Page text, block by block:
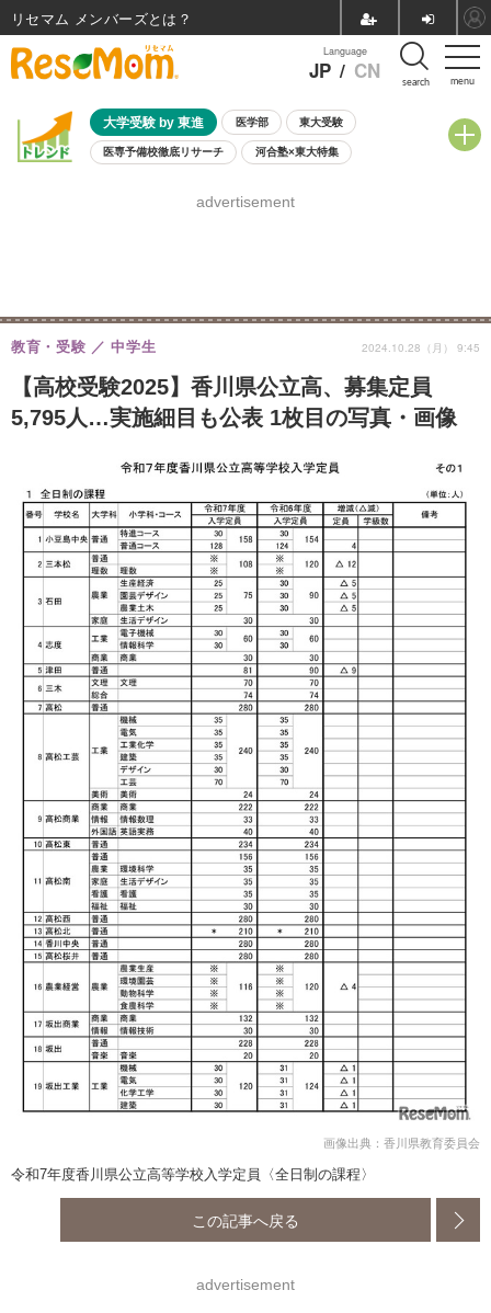
menu
Language
JP / CN search
大学受験 by 東進 医学部 東大受験
医専予備校徹底リサーチ 河合塾×東大特集
8月開催学校説明会・相談会
advertisement
【高校受験2025】香川県公立高、募集定員
5,795人…実施細目も公表 1枚目の写真・画像
教育・受験 中学生 2024.10.28（月） 9:45
画像出典：香川県教育委員会
令和7年度香川県公立高等学校入学定員〈全日制の課程〉
この記事へ戻る
advertisement
リセマム メンバーズ